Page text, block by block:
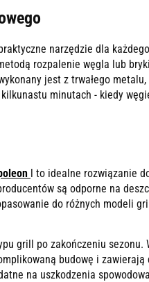
narzędzie dla
rozpalenie węgla lub
jest z trwałego
minutach - kiedy
l to idealne rozwiązanie
są odporne na
do różnych modeli
grill po zakończeniu
budowę i
na uszkodzenia